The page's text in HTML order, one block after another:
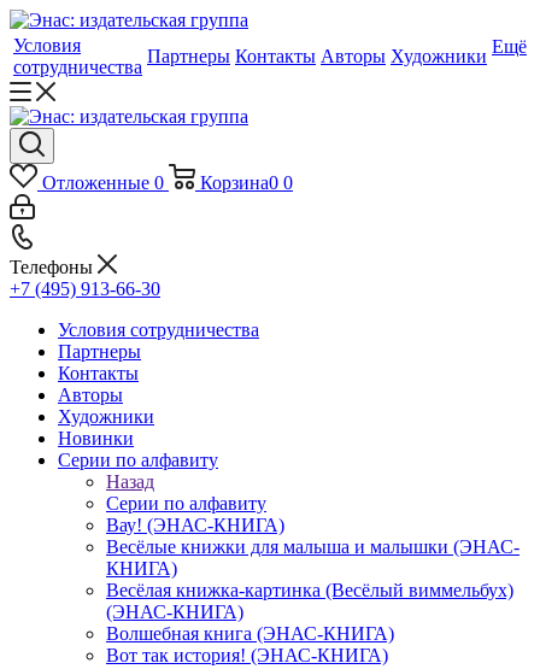
Условия
сотрудничества
Партнеры Контакты Авторы Художники Ещё
Отложенные 0 Корзина0 0
Телефоны
+7 (495) 913-66-30
Условия сотрудничества
Партнеры
Контакты
Авторы
Художники
Новинки
Серии по алфавиту
Назад
Серии по алфавиту
Вау! (ЭНАС-КНИГА)
Весёлые книжки для малыша и малышки (ЭНАС-
КНИГА)
Весёлая книжка-картинка (Весёлый виммельбух)
(ЭНАС-КНИГА)
Волшебная книга (ЭНАС-КНИГА)
Вот так история! (ЭНАС-КНИГА)